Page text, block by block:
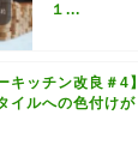
１...
キッチン改良＃4】
イルへの色付けが